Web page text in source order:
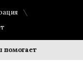
сохранить